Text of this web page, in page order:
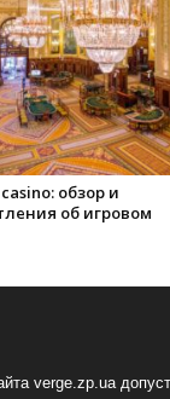
обзор и
об игровом
verge.zp.ua